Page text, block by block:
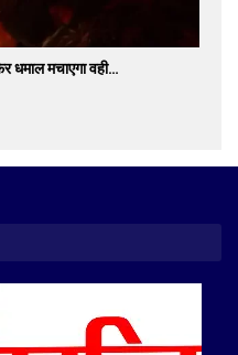
धमाल मचाएगा वही…